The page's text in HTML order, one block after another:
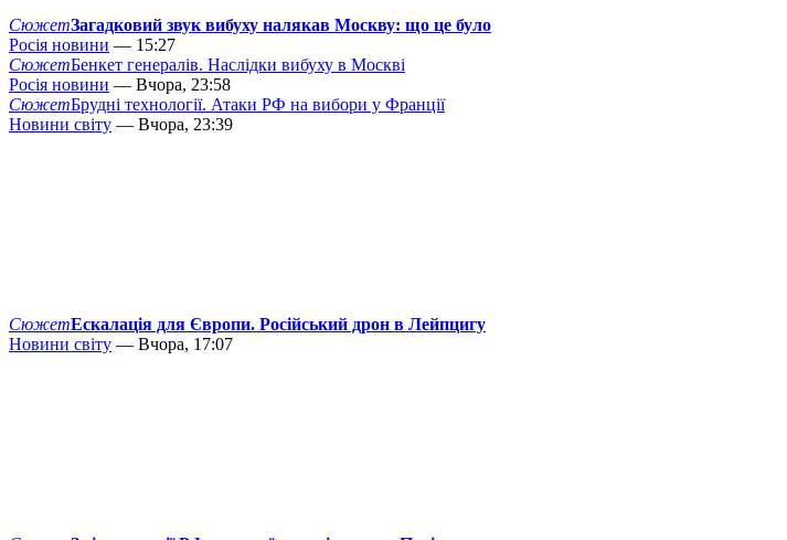
СюжетЗагадковий звук вибуху налякав Москву: що це було
Росія новини — 15:27
СюжетБенкет генералів. Наслідки вибуху в Москві
Росія новини — Вчора, 23:58
СюжетБрудні технології. Атаки РФ на вибори у Франції
Новини світу — Вчора, 23:39
СюжетЕскалація для Європи. Російський дрон в Лейпцигу
Новини світу — Вчора, 17:07